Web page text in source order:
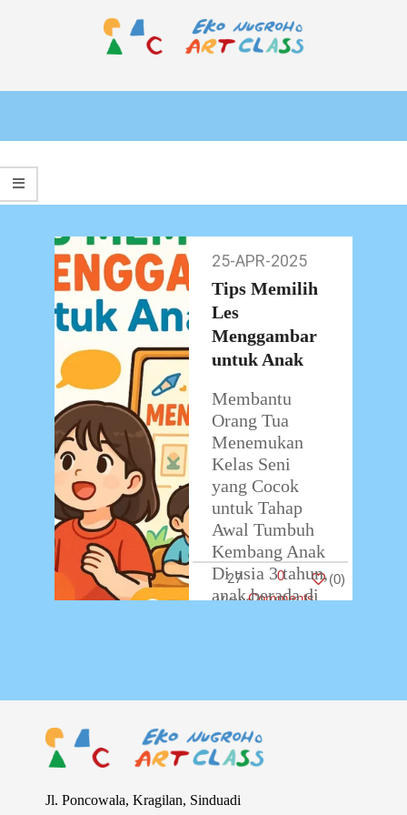
ART
CLASS
Primary
Menu
25-
Apr-
2025
25-APR-2025
Tips Memilih
Les
Menggambar
untuk Anak
Membantu
Orang Tua
Menemukan
Kelas Seni
yang Cocok
untuk Tahap
Awal Tumbuh
Kembang Anak
Di usia 3 tahun,
anak berada di
27
0
Comments
(0)
Jl. Poncowala, Kragilan, Sinduadi